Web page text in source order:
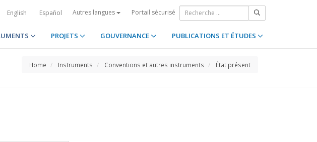
English Español Autres langues Portail sécurisé
PROJETS GOUVERNANCE PUBLICATIONS ET ÉTUDES
Home Instruments Conventions et autres instruments État présent